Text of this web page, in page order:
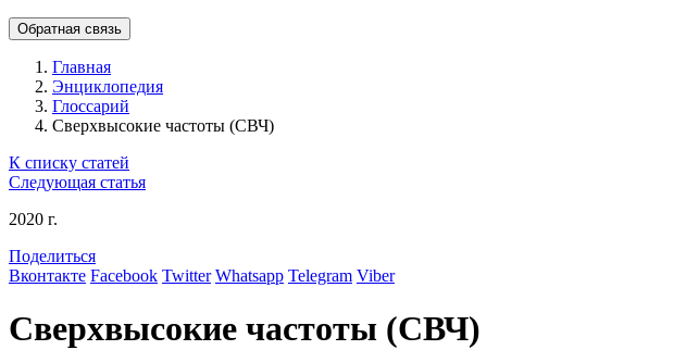
Обратная связь
Главная
Энциклопедия
Глоссарий
Сверхвысокие частоты (СВЧ)
К списку статей
Следующая статья
2020 г.
Поделиться
Вконтакте Facebook Twitter Whatsapp Telegram Viber
Сверхвысокие частоты (СВЧ)